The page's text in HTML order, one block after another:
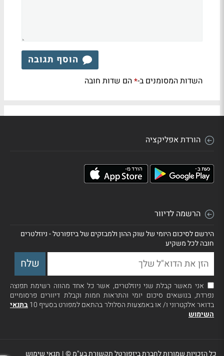
הוסף תגובה
השדות המסומנים ב-*הם שדות חובה
הורדת אפליקציה
הרשמה לדיוור
הירשם לסיכום היומי של שוק ההון ולמבזקים של ביזפורטל - ניוזלטרים
חובה לכל משקיע
אני מאשר קבלת שני ניוזלטרים, אשר כל אחד מהווה רשימת תפוצה
נפרדת, בנושאים סיכום יומי והתראות חמות וקבלת דיוורים פרסומיים
בדואר אלקטרוני ו/ או באמצעות הסלולר בהתאם למפורט בסעיף 10
בתנאי
השימוש
כל הזכויות שמורות לחברת ביזפורטל תקשורת בע"מ ©| תנאי שימוש